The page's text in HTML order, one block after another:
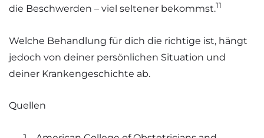
die Beschwerden – viel seltener bekommst.11
Welche Behandlung für dich die richtige ist, hängt
jedoch von deiner persönlichen Situation und
deiner Krankengeschichte ab.
Quellen